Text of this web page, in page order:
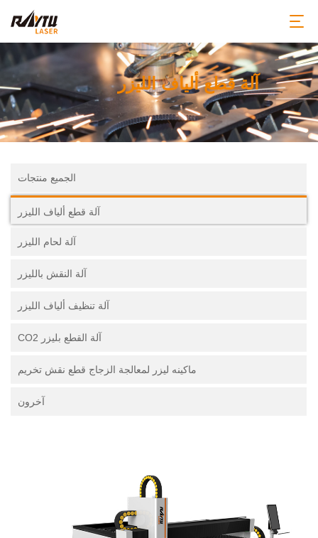
آلة قطع ألياف الليزر
الجميع منتجات
آلة قطع ألياف الليزر
آلة لحام الليزر
آلة النقش بالليزر
آلة تنظيف ألياف الليزر
آلة القطع بليزر CO2
ماكينه ليزر لمعالجة الزجاج قطع نقش تخريم
آخرون